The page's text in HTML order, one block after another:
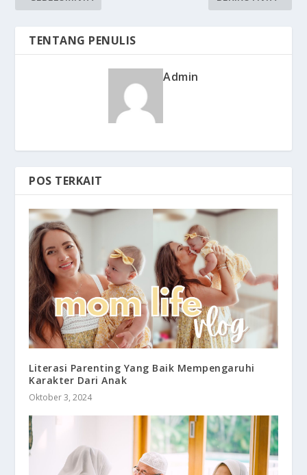
TENTANG PENULIS
Admin
POS TERKAIT
Literasi Parenting Yang Baik Mempengaruhi
Karakter Dari Anak
Oktober 3, 2024